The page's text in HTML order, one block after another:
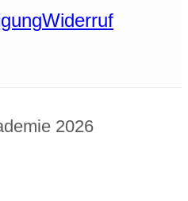
Widerruf
2026